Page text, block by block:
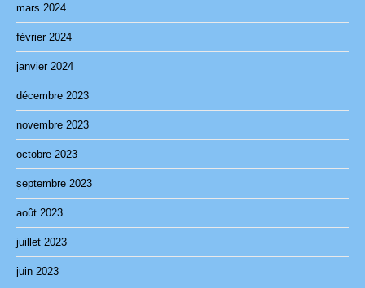
mars 2024
février 2024
janvier 2024
décembre 2023
novembre 2023
octobre 2023
septembre 2023
août 2023
juillet 2023
juin 2023